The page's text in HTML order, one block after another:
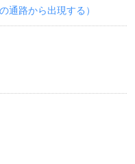
通路から出現する）